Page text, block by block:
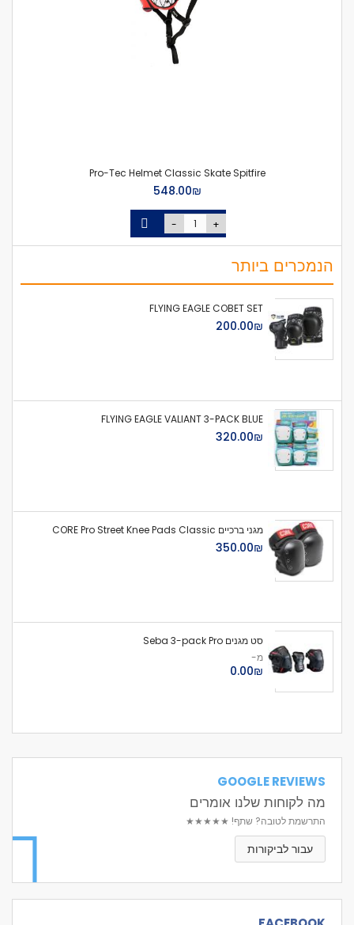
Pro-Tec Helmet Classic Skate Spitfire
₪‏548.00
- +
הנמכרים ביותר
FLYING EAGLE COBET SET
₪‏200.00
FLYING EAGLE VALIANT 3-PACK BLUE
₪‏320.00
מגני ברכיים CORE Pro Street Knee Pads Classic
₪‏350.00
סט מגנים Seba 3-pack Pro
מ-
₪‏0.00
GOOGLE REVIEWS
מה לקוחות שלנו אומרים
התרשמת לטובה? שתף! ★★★★★
עבור לביקורות